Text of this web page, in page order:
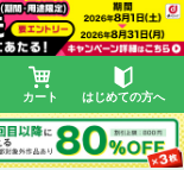
カート はじめての方へ